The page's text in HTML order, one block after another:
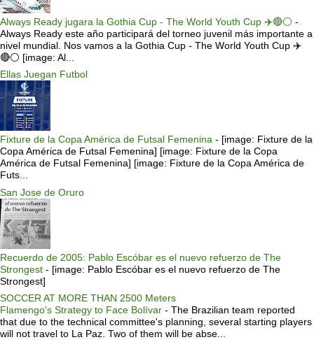
Always Ready jugara la Gothia Cup - The World Youth Cup ✈️🔴⚪️ -
Always Ready este año participará del torneo juvenil más importante a
nivel mundial. Nos vamos a la Gothia Cup - The World Youth Cup ✈️
🔴⚪️ [image: Al...
Ellas Juegan Futbol
Fixture de la Copa América de Futsal Femenina - [image: Fixture de la
Copa América de Futsal Femenina] [image: Fixture de la Copa
América de Futsal Femenina] [image: Fixture de la Copa América de
Futs...
San Jose de Oruro
Recuerdo de 2005: Pablo Escóbar es el nuevo refuerzo de The
Strongest - [image: Pablo Escóbar es el nuevo refuerzo de The
Strongest]
SOCCER AT MORE THAN 2500 Meters
Flamengo's Strategy to Face Bolívar - The Brazilian team reported
that due to the technical committee's planning, several starting players
will not travel to La Paz. Two of them will be abse...